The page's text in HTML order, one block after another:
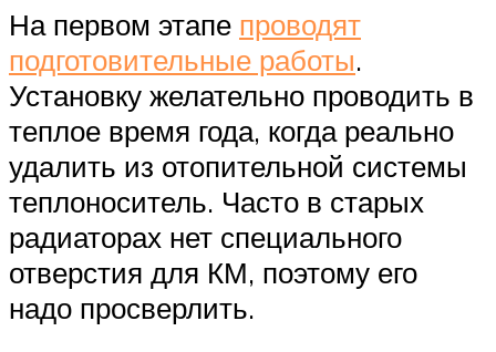
На первом этапе проводят
подготовительные работы.
Установку желательно проводить в
теплое время года, когда реально
удалить из отопительной системы
теплоноситель. Часто в старых
радиаторах нет специального
отверстия для КМ, поэтому его
надо просверлить.